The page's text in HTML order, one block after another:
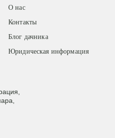
О нас
Контакты
Блог дачника
Юридическая информация